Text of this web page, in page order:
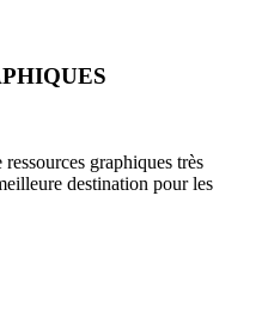
graphiques très
destination pour les